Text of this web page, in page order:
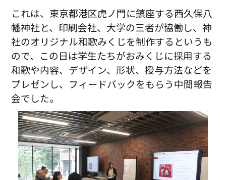
これは、東京都港区虎ノ門に鎮座する西久保八
幡神社と、印刷会社、大学の三者が協働し、神
社のオリジナル和歌みくじを制作するというも
ので、この日は学生たちがおみくじに採用する
和歌や内容、デザイン、形状、授与方法などを
プレゼンし、フィードバックをもらう中間報告
会でした。